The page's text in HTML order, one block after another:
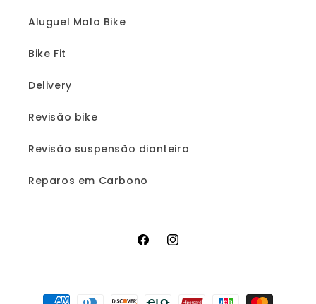
Aluguel Mala Bike
Bike Fit
Delivery
Revisão bike
Revisão suspensão dianteira
Reparos em Carbono
FacebookInstagram
Formas